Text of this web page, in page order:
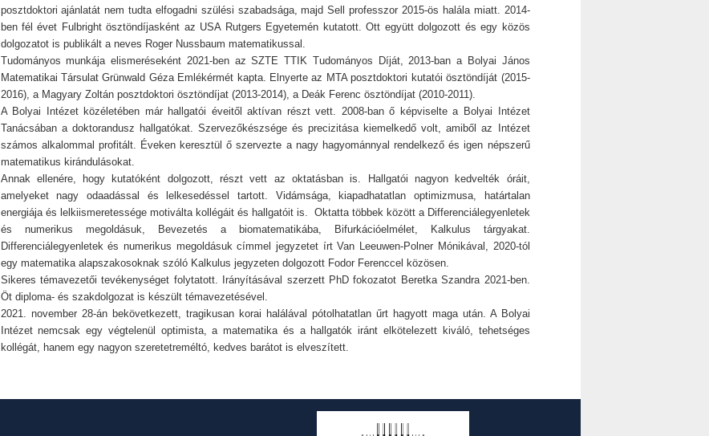
posztdoktori ajánlatát nem tudta elfogadni szülési szabadsága, majd Sell professzor 2015-ös halála miatt. 2014-
ben fél évet Fulbright ösztöndíjasként az USA Rutgers Egyetemén kutatott. Ott együtt dolgozott és egy közös
dolgozatot is publikált a neves Roger Nussbaum matematikussal.
Tudományos munkája elismeréseként 2021-ben az SZTE TTIK Tudományos Díját, 2013-ban a Bolyai János
Matematikai Társulat Grünwald Géza Emlékérmét kapta. Elnyerte az MTA posztdoktori kutatói ösztöndíját (2015-
2016), a Magyary Zoltán posztdoktori ösztöndíjat (2013-2014), a Deák Ferenc ösztöndíjat (2010-2011).
A Bolyai Intézet közéletében már hallgatói éveitől aktívan részt vett. 2008-ban ő képviselte a Bolyai Intézet
Tanácsában a doktorandusz hallgatókat. Szervezőkészsége és precizitása kiemelkedő volt, amiből az Intézet
számos alkalommal profitált. Éveken keresztül ő szervezte a nagy hagyománnyal rendelkező és igen népszerű
matematikus kirándulásokat.
Annak ellenére, hogy kutatóként dolgozott, részt vett az oktatásban is. Hallgatói nagyon kedvelték óráit,
amelyeket nagy odaadással és lelkesedéssel tartott. Vidámsága, kiapadhatatlan optimizmusa, határtalan
energiája és lelkiismeretessége motiválta kollégáit és hallgatóit is. Oktatta többek között a Differenciálegyenletek
és numerikus megoldásuk, Bevezetés a biomatematikába, Bifurkációelmélet, Kalkulus tárgyakat.
Differenciálegyenletek és numerikus megoldásuk címmel jegyzetet írt Van Leeuwen-Polner Mónikával, 2020-tól
egy matematika alapszakosoknak szóló Kalkulus jegyzeten dolgozott Fodor Ferenccel közösen.
Sikeres témavezetői tevékenységet folytatott. Irányításával szerzett PhD fokozatot Beretka Szandra 2021-ben.
Öt diploma- és szakdolgozat is készült témavezetésével.
2021. november 28-án bekövetkezett, tragikusan korai halálával pótolhatatlan űrt hagyott maga után. A Bolyai
Intézet nemcsak egy végtelenül optimista, a matematika és a hallgatók iránt elkötelezett kiváló, tehetséges
kollégát, hanem egy nagyon szeretetreméltó, kedves barátot is elveszített.